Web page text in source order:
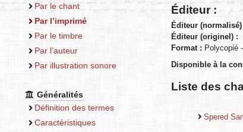
Par le chant
Par l’imprimé
Par le timbre
Par l’auteur
Par illustration sonore
Généralités
Définition des termes
Caractéristiques
Éditeur :
Éditeur (normalisé)
Éditeur (originel) :
Format : Polycopié
Disponible à la
Liste des
Spered